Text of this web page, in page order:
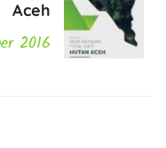
Aceh
2016